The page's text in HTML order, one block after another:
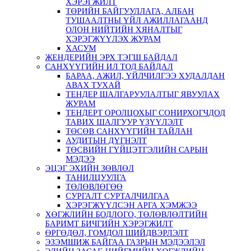
ХЭРЭГЖИЛТ
ТӨРИЙН БАЙГУУЛЛАГА, АЛБАН
ТУШААЛТНЫ ҮЙЛ АЖИЛЛАГААНД
ОЛОН НИЙТИЙН ХЯНАЛТЫГ
ХЭРЭГЖҮҮЛЭХ ЖУРАМ
ХАСУМ
ЖЕНДЕРИЙН ЭРХ ТЭГШ БАЙДАЛ
САНХҮҮГИЙН ИЛ ТОД БАЙДАЛ
БАРАА, АЖИЛ, ҮЙЛЧИЛГЭЭ ХУДАЛДАН
АВАХ ТУХАЙ
ТЕНДЕР ШАЛГАРУУЛАЛТЫГ ЯВУУЛАХ
ЖУРАМ
ТЕНДЕРТ ОРОЛЦОХЫГ СОНИРХОГЧДОД
ТАВИХ ШАЛГУУР ҮЗҮҮЛЭЛТ
ТӨСӨВ САНХҮҮГИЙН ТАЙЛАН
АУДИТЫН ДҮГНЭЛТ
ТӨСВИЙН ГҮЙЦЭТГЭЛИЙН САРЫН
МЭДЭЭ
ЭЦЭГ ЭХИЙН ЗӨВЛӨЛ
ТАНИЛЦУУЛГА
ТӨЛӨВЛӨГӨӨ
СУРГАЛТ СУРТАЛЧИЛГАА
ХЭРЭГЖҮҮЛСЭН АРГА ХЭМЖЭЭ
ХӨГЖЛИЙН БОДЛОГО, ТӨЛӨВЛӨЛТИЙН
БАРИМТ БИЧГИЙН ХЭРЭГЖИЛТ
ӨРГӨДӨЛ, ГОМДОЛ ШИЙДВЭРЛЭЛТ
ЭЗЭМШИЖ БАЙГАА ГАЗРЫН МЭДЭЭЛЭЛ